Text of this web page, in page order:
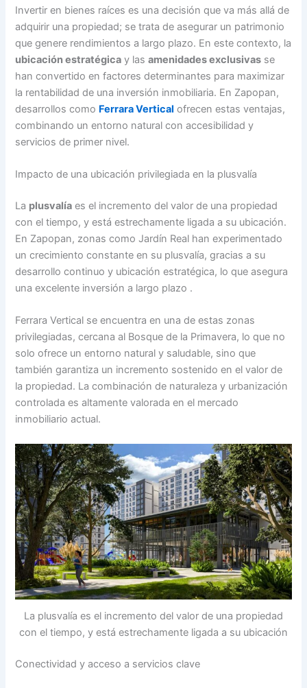
Invertir en bienes raíces es una decisión que va más allá de
adquirir una propiedad; se trata de asegurar un patrimonio
que genere rendimientos a largo plazo. En este contexto, la
ubicación estratégica y lasamenidades exclusivas se
han convertido en factores determinantes para maximizar
la rentabilidad de una inversión inmobiliaria. En Zapopan,
desarrollos como Ferrara Vertical ofrecen estas ventajas,
combinando un entorno natural con accesibilidad y
servicios de primer nivel.
Impacto de una ubicación privilegiada en la plusvalía
La plusvalía es el incremento del valor de una propiedad
con el tiempo, y está estrechamente ligada a su ubicación.
En Zapopan, zonas como Jardín Real han experimentado
un crecimiento constante en su plusvalía, gracias a su
desarrollo continuo y ubicación estratégica, lo que asegura
una excelente inversión a largo plazo .
Ferrara Vertical se encuentra en una de estas zonas
privilegiadas, cercana al Bosque de la Primavera, lo que no
solo ofrece un entorno natural y saludable, sino que
también garantiza un incremento sostenido en el valor de
la propiedad. La combinación de naturaleza y urbanización
controlada es altamente valorada en el mercado
inmobiliario actual.
La plusvalía es el incremento del valor de una propiedad
con el tiempo, y está estrechamente ligada a su ubicación
Conectividad y acceso a servicios clave